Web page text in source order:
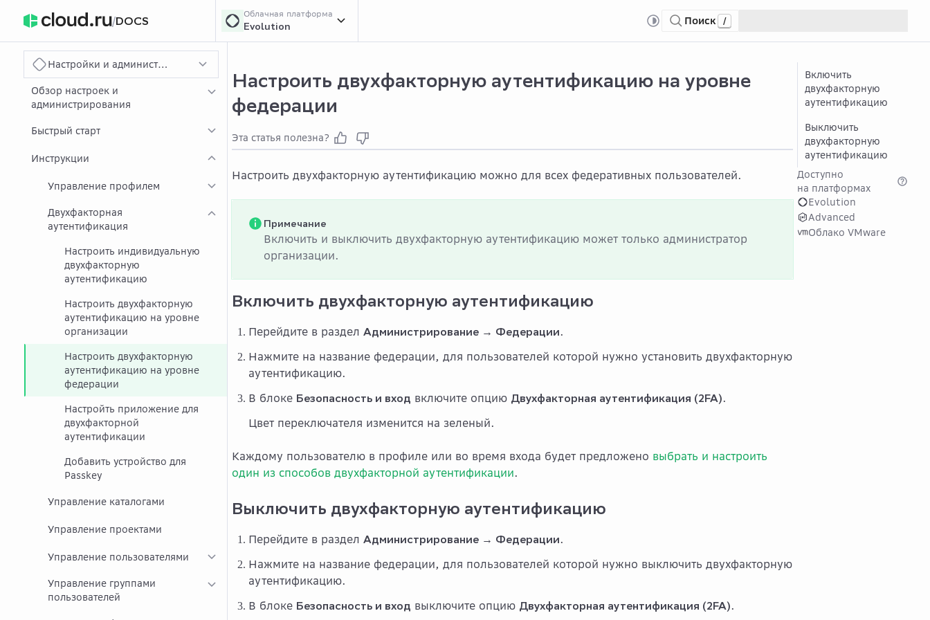
/DOCS
Облачная платформа
Evolution Поиск /
Настройки и администрирование
Обзор настроек и
администрирования
Быстрый старт
Инструкции
Управление профилем
Двухфакторная
аутентификация
Настроить индивидуальную
двухфакторную
аутентификацию
Настроить двухфакторную
аутентификацию на уровне
организации
Настроить двухфакторную
аутентификацию на уровне
федерации
Настройть приложение для
двухфакторной
аутентификации
Добавить устройство для
Passkey
Управление каталогами
Управление проектами
Управление пользователями
Управление группами
пользователей
Настроить двухфакторную аутентификацию на уровне
федерации
Эта статья полезна?
Настроить двухфакторную аутентификацию можно для всех федеративных пользователей.
Примечание
Включить и выключить двухфакторную аутентификацию может только администратор
организации.
Включить двухфакторную аутентификацию
Перейдите в раздел Администрирование → Федерации.
Нажмите на название федерации, для пользователей которой нужно установить двухфакторную
аутентификацию.
В блоке Безопасность и вход включите опцию Двухфакторная аутентификация (2FA).
Цвет переключателя изменится на зеленый.
Каждому пользователю в профиле или во время входа будет предложено выбрать и настроить
один из способов двухфакторной аутентификации.
Выключить двухфакторную аутентификацию
Перейдите в раздел Администрирование → Федерации.
Нажмите на название федерации, для пользователей которой нужно выключить двухфакторную
аутентификацию.
В блоке Безопасность и вход выключите опцию Двухфакторная аутентификация (2FA).
Включить
двухфакторную
аутентификацию
Выключить
двухфакторную
аутентификацию
Доступно
на платформах
Evolution
Advanced
Облако VMware